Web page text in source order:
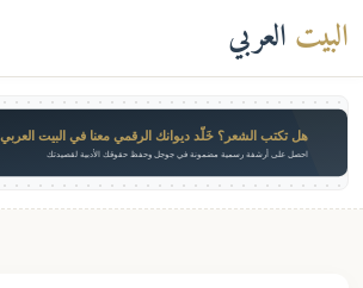
البيت العربي
هل تكتب الشعر؟ خَلّد ديوانك الرقمي معنا في البيت العربي
احصل على أرشفة رسمية مضمونة في جوجل وحفظ حقوقك الأدبية لقصيدتك